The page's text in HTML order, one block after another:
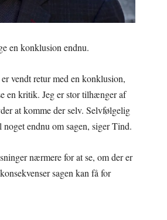
en konklusion endnu.
vendt retur med en konklusion,
en kritik. Jeg er stor tilhænger af
at komme der selv. Selvfølgelig
endnu om sagen, siger Tind.
nærmere for at se, om der er
sagen kan få for